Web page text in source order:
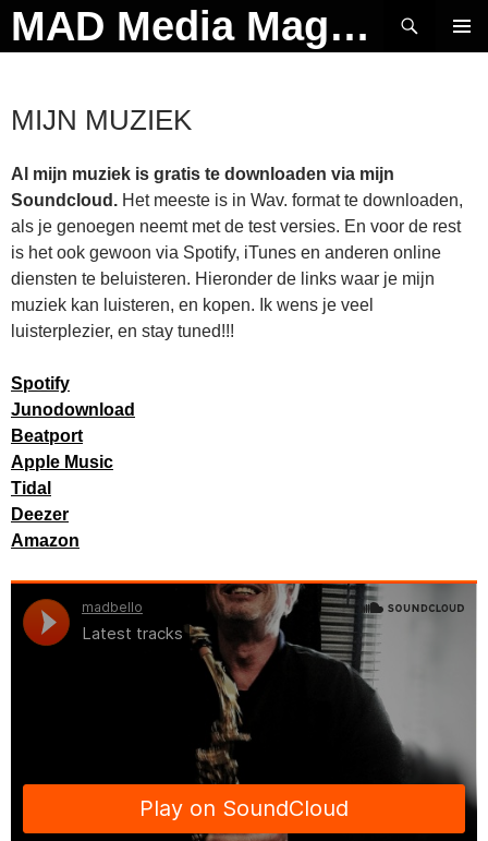
Ga
naar
MAD Media Magazine
Zoeken
MIJN MUZIEK
Al mijn muziek is gratis te downloaden via mijn
Soundcloud. Het meeste is in Wav. format te downloaden,
als je genoegen neemt met de test versies. En voor de rest
is het ook gewoon via Spotify, iTunes en anderen online
diensten te beluisteren. Hieronder de links waar je mijn
muziek kan luisteren, en kopen. Ik wens je veel
luisterplezier, en stay tuned!!!
Spotify
Junodownload
Beatport
Apple Music
Tidal
Deezer
Amazon